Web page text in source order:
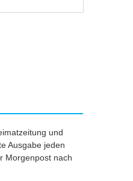
und
Ausgabe jeden
Morgenpost nach